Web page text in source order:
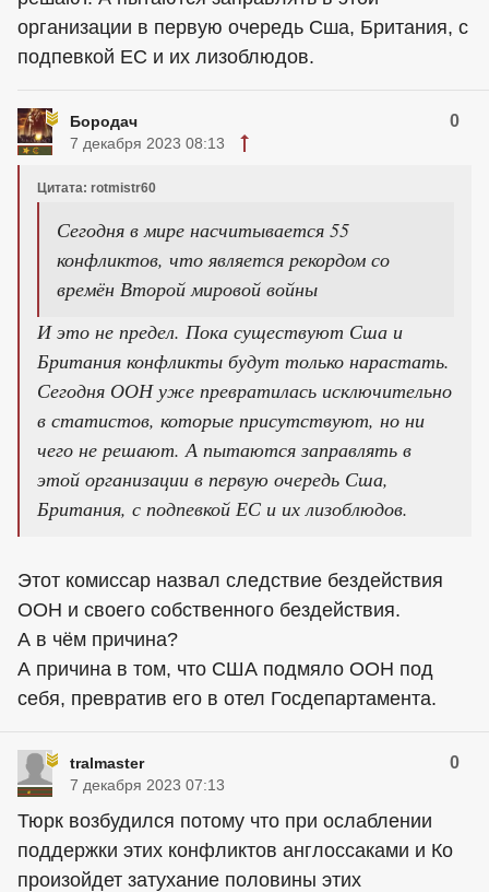
организации в первую очередь Сша, Британия, с
подпевкой ЕС и их лизоблюдов.
Бородач 0
7 декабря 2023 08:13
Цитата: rotmistr60
Сегодня в мире насчитывается 55
конфликтов, что является рекордом со
времён Второй мировой войны
И это не предел. Пока существуют Сша и
Британия конфликты будут только нарастать.
Сегодня ООН уже превратилась исключительно
в статистов, которые присутствуют, но ни
чего не решают. А пытаются заправлять в
этой организации в первую очередь Сша,
Британия, с подпевкой ЕС и их лизоблюдов.
Этот комиссар назвал следствие бездействия
ООН и своего собственного бездействия.
А в чём причина?
А причина в том, что США подмяло ООН под
себя, превратив его в отел Госдепартамента.
tralmaster 0
7 декабря 2023 07:13
Тюрк возбудился потому что при ослаблении
поддержки этих конфликтов англоссаками и Ко
произойдет затухание половины этих